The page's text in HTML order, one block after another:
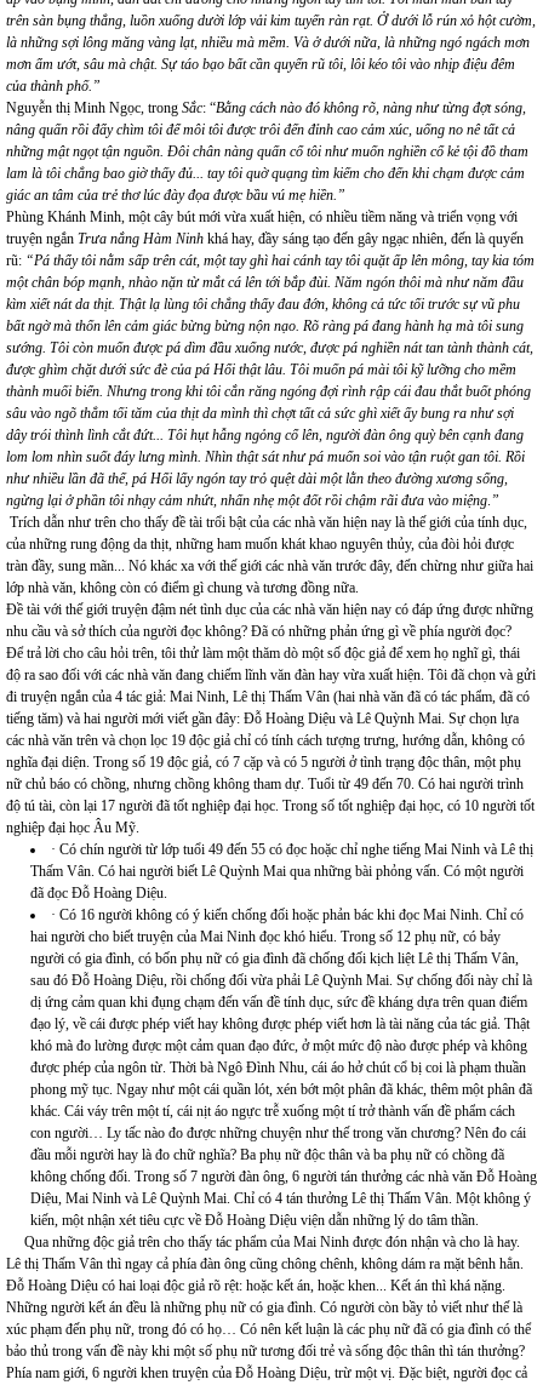
trên sàn bụng thẳng, luồn xuống dười lớp vải kim tuyến ràn rạt. Ở dưới lỗ rún xỏ hột cườm,
là những sợi lông măng vàng lạt, nhiều mà mềm. Và ở dưới nữa, là những ngó ngách mơn
mơn ẩm ướt, sâu mà chật. Sự táo bạo bất cần quyến rũ tôi, lôi kéo tôi vào nhịp điệu đêm
của thành phố.”
Nguyễn thị Minh Ngọc, trong Sắc: “Bằng cách nào đó không rõ, nàng như từng đợt sóng,
nâng quấn rồi đẩy chìm tôi để môi tôi được trôi đến đỉnh cao cảm xúc, uống no nê tất cả
những mật ngọt tận nguồn. Đôi chân nàng quấn cổ tôi như muốn nghiền cổ kẻ tội đồ tham
lam là tôi chẳng bao giờ thấy đủ... tay tôi quờ quạng tìm kiếm cho đến khi chạm được cảm
giác an tâm của trẻ thơ lúc đày đọa được bầu vú mẹ hiền.”
Phùng Khánh Minh, một cây bút mới vừa xuất hiện, có nhiều tiềm năng và triển vọng với
truyện ngắn Trưa nắng Hàm Ninh khá hay, đầy sáng tạo đến gây ngạc nhiên, đến là quyến
rũ: “Pá thẩy tôi nằm sấp trên cát, một tay ghì hai cánh tay tôi quặt ấp lên mông, tay kia tóm
một chân bóp mạnh, nhào nặn từ mắt cá lên tới bắp đùi. Năm ngón thôi mà như năm đầu
kìm xiết nát da thịt. Thật lạ lùng tôi chẳng thấy đau đớn, không cả tức tối trước sự vũ phu
bất ngờ mà thốn lên cảm giác bừng bừng nộn nạo. Rõ ràng pá đang hành hạ mà tôi sung
sướng. Tôi còn muốn được pá dìm đầu xuống nước, được pá nghiền nát tan tành thành cát,
được ghìm chặt dưới sức đè của pá Hổi thật lâu. Tôi muốn pá mài tôi kỹ lưỡng cho mềm
thành muối biển. Nhưng trong khi tôi cắn răng ngóng đợi rình rập cái đau thắt buốt phóng
sâu vào ngõ thẳm tối tăm của thịt da mình thì chợt tất cả sức ghì xiết ấy bung ra như sợi
dây trói thình lình cắt đứt... Tôi hụt hẫng ngỏng cổ lên, người đàn ông quỳ bên cạnh đang
lom lom nhìn suốt đáy lưng mình. Nhìn thật sát như pá muốn soi vào tận ruột gan tôi. Rồi
như nhiều lần đã thế, pá Hổi lấy ngón tay trỏ quệt dài một lằn theo đường xương sống,
ngừng lại ở phần tôi nhạy cảm nhứt, nhấn nhẹ một đốt rồi chậm rãi đưa vào miệng.”
Trích dẫn như trên cho thấy đề tài trổi bật của các nhà văn hiện nay là thế giới của tính dục,
của những rung động da thịt, những ham muốn khát khao nguyên thủy, của đòi hỏi được
tràn đầy, sung mãn... Nó khác xa với thế giới các nhà văn trước đây, đến chừng như giữa hai
lớp nhà văn, không còn có điểm gì chung và tương đồng nữa.
Đề tài với thế giới truyện đậm nét tình dục của các nhà văn hiện nay có đáp ứng được những
nhu cầu và sở thích của người đọc không? Đã có những phản ứng gì về phía người đọc?
Để trả lời cho câu hỏi trên, tôi thử làm một thăm dò một số độc giả để xem họ nghĩ gì, thái
độ ra sao đối với các nhà văn đang chiếm lĩnh văn đàn hay vừa xuất hiện. Tôi đã chọn và gửi
đi truyện ngắn của 4 tác giả: Mai Ninh, Lê thị Thấm Vân (hai nhà văn đã có tác phẩm, đã có
tiếng tăm) và hai người mới viết gần đây: Đỗ Hoàng Diệu và Lê Quỳnh Mai. Sự chọn lựa
các nhà văn trên và chọn lọc 19 độc giả chỉ có tính cách tượng trưng, hướng dẫn, không có
nghĩa đại diện. Trong số 19 độc giả, có 7 cặp và có 5 người ở tình trạng độc thân, một phụ
nữ chủ báo có chồng, nhưng chồng không tham dự. Tuổi từ 49 đến 70. Có hai người trình
độ tú tài, còn lại 17 người đã tốt nghiệp đại học. Trong số tốt nghiệp đại học, có 10 người tốt
nghiệp đại học Âu Mỹ.
· Có chín người từ lớp tuổi 49 đến 55 có đọc hoặc chỉ nghe tiếng Mai Ninh và Lê thị
Thấm Vân. Có hai người biết Lê Quỳnh Mai qua những bài phỏng vấn. Có một người
đã đọc Đỗ Hoàng Diệu.
· Có 16 người không có ý kiến chống đối hoặc phản bác khi đọc Mai Ninh. Chỉ có
hai người cho biết truyện của Mai Ninh đọc khó hiểu. Trong số 12 phụ nữ, có bảy
người có gia đình, có bốn phụ nữ có gia đình đã chống đối kịch liệt Lê thị Thấm Vân,
sau đó Đỗ Hoàng Diệu, rồi chống đối vừa phải Lê Quỳnh Mai. Sự chống đối này chỉ là
dị ứng cảm quan khi đụng chạm đến vấn đề tính dục, sức đề kháng dựa trên quan điểm
đạo lý, về cái được phép viết hay không được phép viết hơn là tài năng của tác giả. Thật
khó mà đo lường được một cảm quan đạo đức, ở một mức độ nào được phép và không
được phép của ngôn từ. Thời bà Ngô Đình Nhu, cái áo hở chút cổ bị coi là phạm thuần
phong mỹ tục. Ngay như một cái quần lót, xén bớt một phân đã khác, thêm một phân đã
khác. Cái váy trên một tí, cái nịt áo ngực trễ xuống một tí trở thành vấn đề phẩm cách
con người… Ly tấc nào đo được những chuyện như thế trong văn chương? Nên đo cái
đầu mỗi người hay là đo chữ nghĩa? Ba phụ nữ độc thân và ba phụ nữ có chồng đã
không chống đối. Trong số 7 người đàn ông, 6 người tán thưởng các nhà văn Đỗ Hoàng
Diệu, Mai Ninh và Lê Quỳnh Mai. Chỉ có 4 tán thưởng Lê thị Thấm Vân. Một không ý
kiến, một nhận xét tiêu cực về Đỗ Hoàng Diệu viện dẫn những lý do tâm thần.
Qua những độc giả trên cho thấy tác phẩm của Mai Ninh được đón nhận và cho là hay.
Lê thị Thấm Vân thì ngay cả phía đàn ông cũng chông chênh, không dám ra mặt bênh hẳn.
Đỗ Hoàng Diệu có hai loại độc giả rõ rệt: hoặc kết án, hoặc khen... Kết án thì khá nặng.
Những người kết án đều là những phụ nữ có gia đình. Có người còn bầy tỏ viết như thế là
xúc phạm đến phụ nữ, trong đó có họ… Có nên kết luận là các phụ nữ đã có gia đình có thể
bảo thủ trong vấn đề này khi một số phụ nữ tương đối trẻ và sống độc thân thì tán thưởng?
Phía nam giới, 6 người khen truyện của Đỗ Hoàng Diệu, trừ một vị. Đặc biệt, người đọc cả